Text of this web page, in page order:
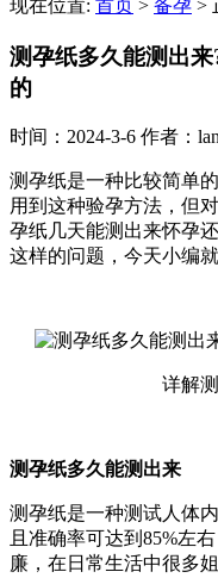
现在位置: 首页 > 备孕 >
测孕纸多久能测出
的
时间：2024-3-6 作者：
测孕纸是一种比较简单
用到这种验孕方法，但
孕纸几天能测出来怀孕
这样的问题，今天小编
详解
测孕纸多久能测出来
测孕纸是一种测试人体
且准确率可达到85%左
廉，在日常生活中很多姐